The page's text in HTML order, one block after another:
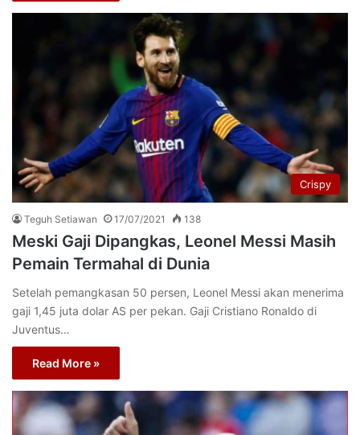
Crispy
Teguh Setiawan 17/07/2021 138
Meski Gaji Dipangkas, Leonel Messi Masih
Pemain Termahal di Dunia
Setelah pemangkasan 50 persen, Leonel Messi akan menerima
gaji 1,45 juta dolar AS per pekan. Gaji Cristiano Ronaldo di
Juventus…
Read More »